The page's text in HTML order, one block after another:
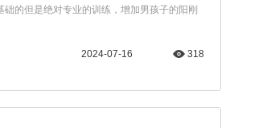
但是绝对专业的训练，增加男孩子的阳刚
318
2024-07-16